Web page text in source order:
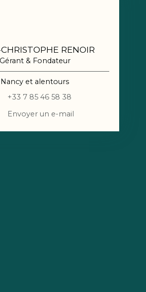
RENOIR
Gérant & Fondateur
Nancy et alentours
+33 7 85 46 58 38
Envoyer un e-mail